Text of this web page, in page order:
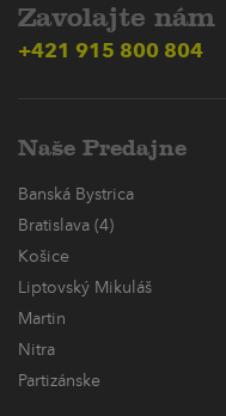
Zavolajte nám
+421 915 800 804
Naše Predajne
Banská Bystrica
Bratislava (4)
Košice
Liptovský Mikuláš
Martin
Nitra
Partizánske